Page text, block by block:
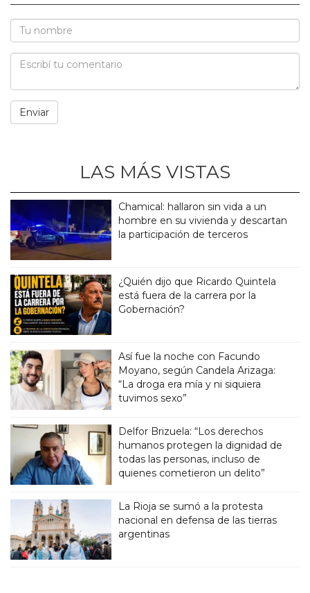
LAS MÁS VISTAS
Chamical: hallaron sin vida a un
hombre en su vivienda y descartan
la participación de terceros
¿Quién dijo que Ricardo Quintela
está fuera de la carrera por la
Gobernación?
Así fue la noche con Facundo
Moyano, según Candela Arizaga:
“La droga era mía y ni siquiera
tuvimos sexo”
Delfor Brizuela: “Los derechos
humanos protegen la dignidad de
todas las personas, incluso de
quienes cometieron un delito”
La Rioja se sumó a la protesta
nacional en defensa de las tierras
argentinas